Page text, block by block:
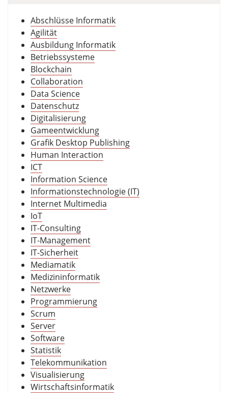
Abschlüsse Informatik
Agilität
Ausbildung Informatik
Betriebssysteme
Blockchain
Collaboration
Data Science
Datenschutz
Digitalisierung
Gameentwicklung
Grafik Desktop Publishing
Human Interaction
ICT
Information Science
Informationstechnologie (IT)
Internet Multimedia
IoT
IT-Consulting
IT-Management
IT-Sicherheit
Mediamatik
Medizininformatik
Netzwerke
Programmierung
Scrum
Server
Software
Statistik
Telekommunikation
Visualisierung
Wirtschaftsinformatik